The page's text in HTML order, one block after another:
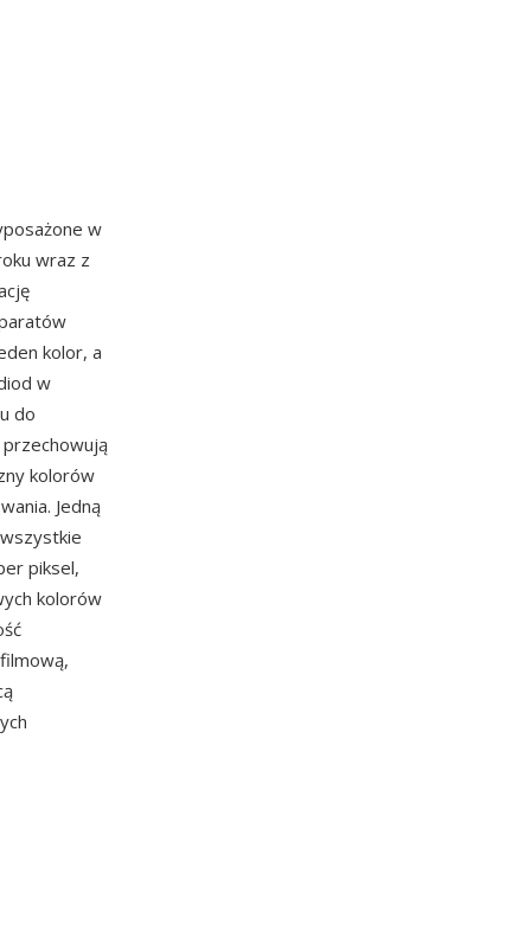
w
wraz z
kolor, a
w
do
kolorów
Jedną
piksel,
kolorów